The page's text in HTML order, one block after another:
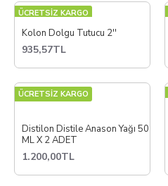
ÜCRETSİZ KARGO
Kolon Dolgu Tutucu 2''
935,57TL
ÜCRETSİZ KARGO
Distilon Distile Anason Yağı 50
ML X 2 ADET
1.200,00TL